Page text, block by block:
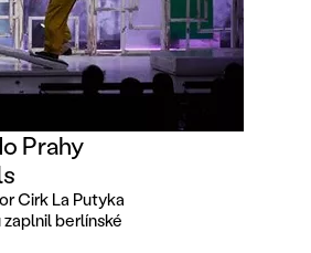
Prahy
Cirk La Putyka
berlínské